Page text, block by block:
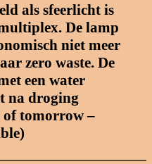
als sfeerlicht is
De lamp
niet meer
zero waste. De
een water
na droging
of tomorrow –
)